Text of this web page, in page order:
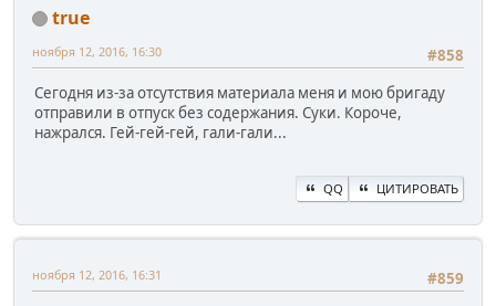
true
#858
ноября 12, 2016, 16:30
Сегодня из-за отсутствия материала меня и мою бригаду
отправили в отпуск без содержания. Суки. Короче,
нажрался. Гей-гей-гей, гали-гали...
QQ ЦИТИРОВАТЬ
#859
ноября 12, 2016, 16:31